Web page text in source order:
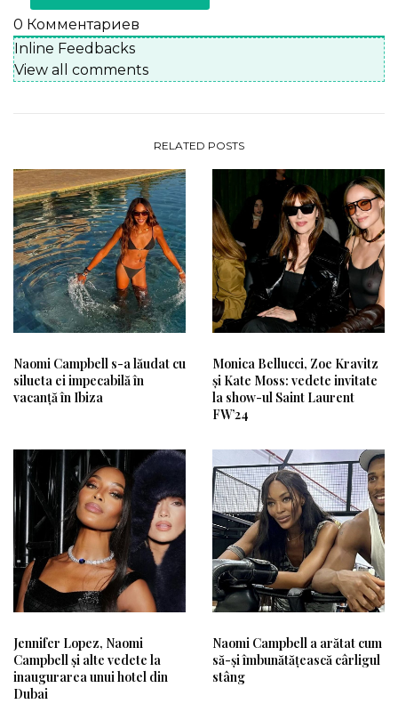
0 Комментариев
Inline Feedbacks
View all comments
RELATED POSTS
Naomi Campbell s-a lăudat cu
silueta ei impecabilă în
vacanță în Ibiza
Monica Bellucci, Zoe Kravitz
și Kate Moss: vedete invitate
la show-ul Saint Laurent
FW’24
Jennifer Lopez, Naomi
Campbell și alte vedete la
inaugurarea unui hotel din
Dubai
Naomi Campbell a arătat cum
să-și îmbunătățească cârligul
stâng